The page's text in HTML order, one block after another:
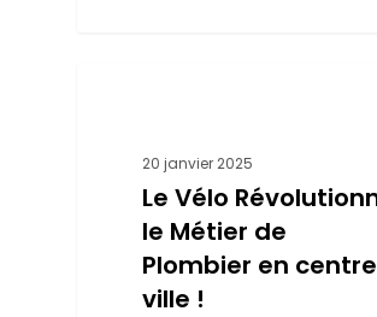
20 janvier 2025
Le Vélo
le Métier de
Plombier en centre
ville !